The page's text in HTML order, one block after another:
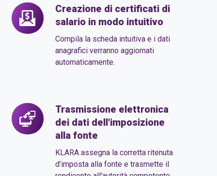
Creazione di certificati di
salario in modo intuitivo
Compila la scheda intuitiva e i dati
anagrafici verranno aggiornati
automaticamente.
Creazione
di
certificati
intuitivo
Trasmissione elettronica
dei dati dell'imposizione
alla fonte
KLARA assegna la corretta ritenuta
d’imposta alla fonte e trasmette il
Trasmissione
elettronica
dei
dell'imposizione